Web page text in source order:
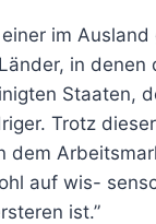
im
in
Staaten,
Trotz
dem
auf wis-
ist.”